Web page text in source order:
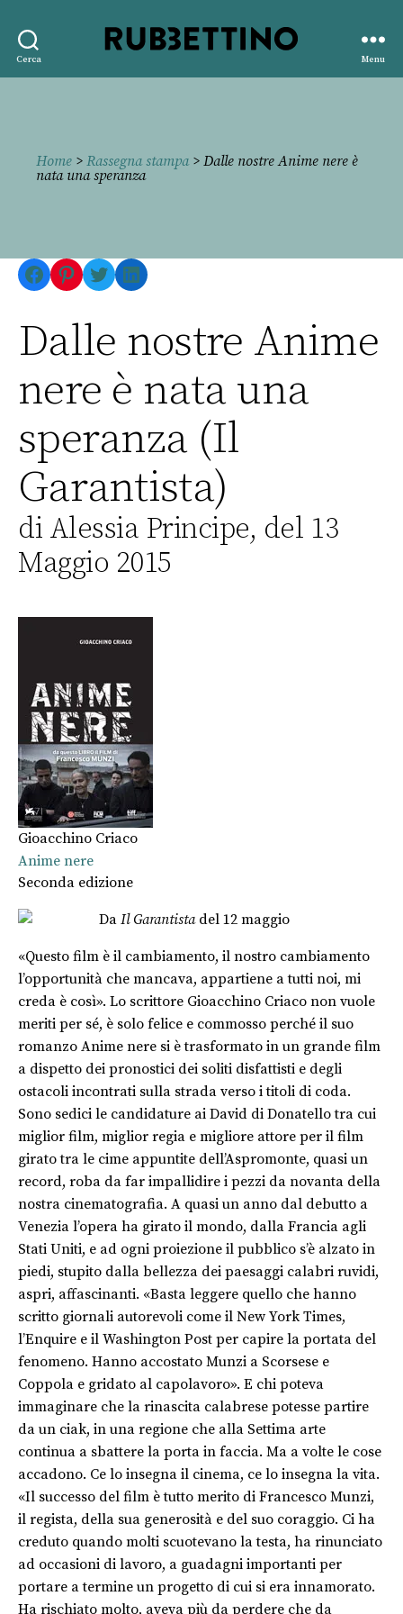
Cerca
editore
Menu
Home > Rassegna stampa> Dalle nostre Anime nere è
nata una speranza
Facebook
Pinterest
TwitterLinkedIn
Dalle nostre Anime
nere è nata una
speranza (Il
Garantista)
di Alessia Principe, del 13
Maggio 2015
Gioacchino Criaco
Anime nere
Seconda edizione
Da Il Garantistadel 12 maggio
«Questo film è il cambiamento, il nostro cambiamento
l’opportunità che mancava, appartiene a tutti noi, mi
creda è così». Lo scrittore Gioacchino Criaco non vuole
meriti per sé, è solo felice e commosso perché il suo
romanzo Anime nere si è trasformato in un grande film
a dispetto dei pronostici dei soliti disfattisti e degli
ostacoli incontrati sulla strada verso i titoli di coda.
Sono sedici le candidature ai David di Donatello tra cui
miglior film, miglior regia e migliore attore per il film
girato tra le cime appuntite dell’Aspromonte, quasi un
record, roba da far impallidire i pezzi da novanta della
nostra cinematografia. A quasi un anno dal debutto a
Venezia l’opera ha girato il mondo, dalla Francia agli
Stati Uniti, e ad ogni proiezione il pubblico s’è alzato in
piedi, stupito dalla bellezza dei paesaggi calabri ruvidi,
aspri, affascinanti. «Basta leggere quello che hanno
scritto giornali autorevoli come il New York Times,
l’Enquire e il Washington Post per capire la portata del
fenomeno. Hanno ac­costato Munzi a Scorsese e
Coppola e gridato al capolavoro». E chi poteva
immaginare che la rinascita calabrese potesse partire
da un ciak, in una regione che alla Settima arte
continua a sbattere la porta in faccia. Ma a volte le cose
accadono. Ce lo insegna il cinema, ce lo insegna la vita.
«Il successo del film è tutto merito di Francesco Munzi,
il regista, della sua generosità e del suo coraggio. Ci ha
creduto quando molti scuotevano la testa, ha rinunciato
ad occasioni di lavoro, a guadagni importanti per
portare a termine un progetto di cui si era innamorato.
Ha rischiato molto, aveva più da perdere che da